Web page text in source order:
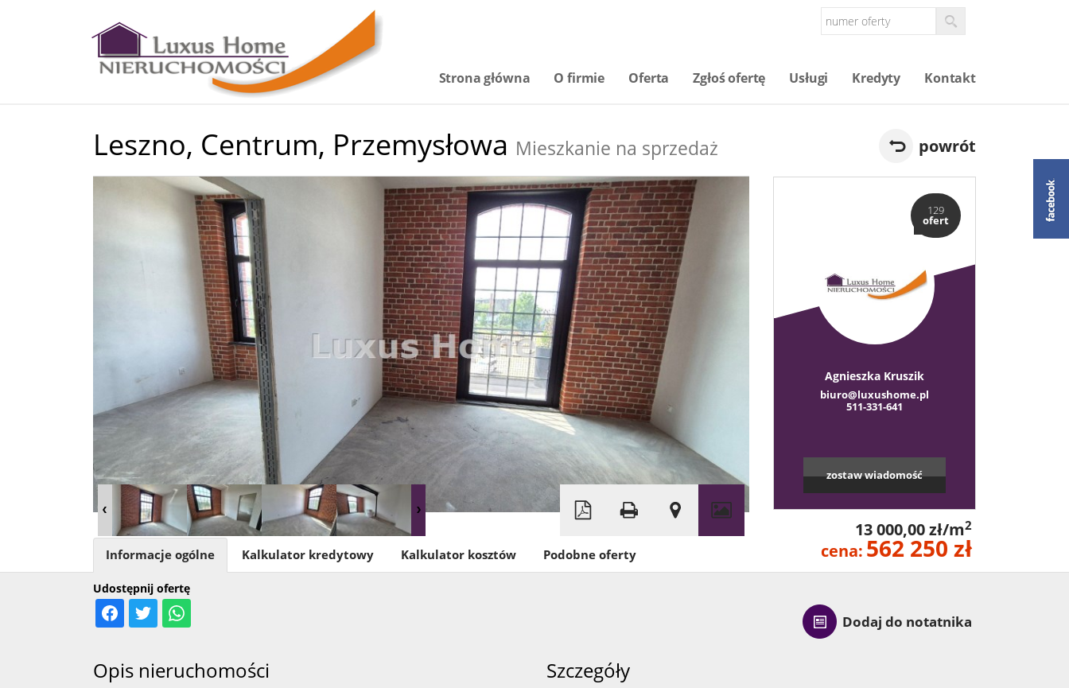
Strona główna O firmie Oferta Zgłoś ofertę Usługi Kredyty Kontakt
Leszno, Centrum, Przemysłowa Mieszkanie na sprzedaż powrót
129
ofert
Agnieszka Kruszik
biuro@luxushome.pl
511-331-641
zostaw wiadomość
13 000,00 zł/m2
cena: 562 250 zł
Dodaj do notatnika
Udostępnij ofertę
Informacje ogólne Kalkulator kredytowy Kalkulator kosztów Podobne oferty
Opis nieruchomości Szczegóły